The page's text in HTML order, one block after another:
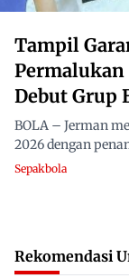
Tampil
Permalukan
Debut Grup
BOLA – Jerman
2026 dengan
Sepakbola
Rekomendasi